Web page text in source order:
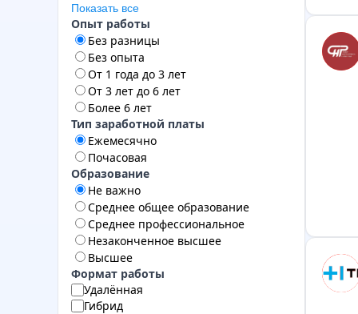
Показать все
Опыт работы
Без разницы
Без опыта
От 1 года до 3 лет
От 3 лет до 6 лет
Более 6 лет
Тип заработной платы
Ежемесячно
Почасовая
Образование
Не важно
Среднее общее образование
Среднее профессиональное
Незаконченное высшее
Высшее
Формат работы
Удалённая
Гибрид